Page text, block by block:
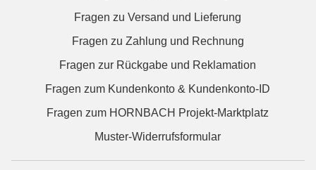
Fragen zu Versand und Lieferung
Fragen zu Zahlung und Rechnung
Fragen zur Rückgabe und Reklamation
Fragen zum Kundenkonto & Kundenkonto-ID
Fragen zum HORNBACH Projekt-Marktplatz
Muster-Widerrufsformular